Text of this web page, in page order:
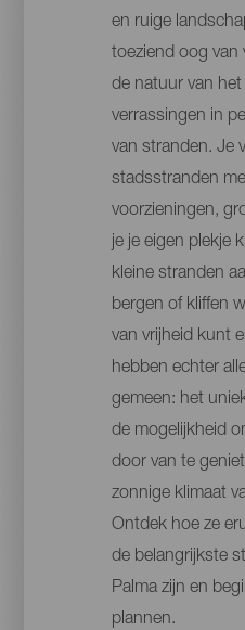
en ruige
toeziend oog van
de natuur van
verrassingen in
van stranden. Je
stadsstranden
voorzieningen,
je je eigen plekje
kleine stranden
bergen of kliffen
van vrijheid kunt
hebben echter
gemeen: het
de mogelijkheid
door van te
zonnige klimaat
Ontdek hoe ze
de belangrijkste
Palma zijn en
plannen.